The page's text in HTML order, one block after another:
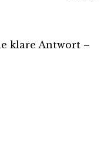
klare Antwort –